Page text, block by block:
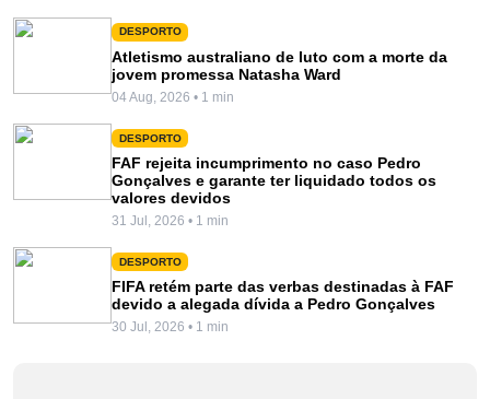
DESPORTO
Atletismo australiano de luto com a morte da
jovem promessa Natasha Ward
04 Aug, 2026 • 1 min
DESPORTO
FAF rejeita incumprimento no caso Pedro
Gonçalves e garante ter liquidado todos os
valores devidos
31 Jul, 2026 • 1 min
DESPORTO
FIFA retém parte das verbas destinadas à FAF
devido a alegada dívida a Pedro Gonçalves
30 Jul, 2026 • 1 min